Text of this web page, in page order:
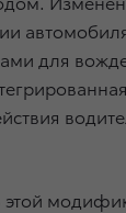
для